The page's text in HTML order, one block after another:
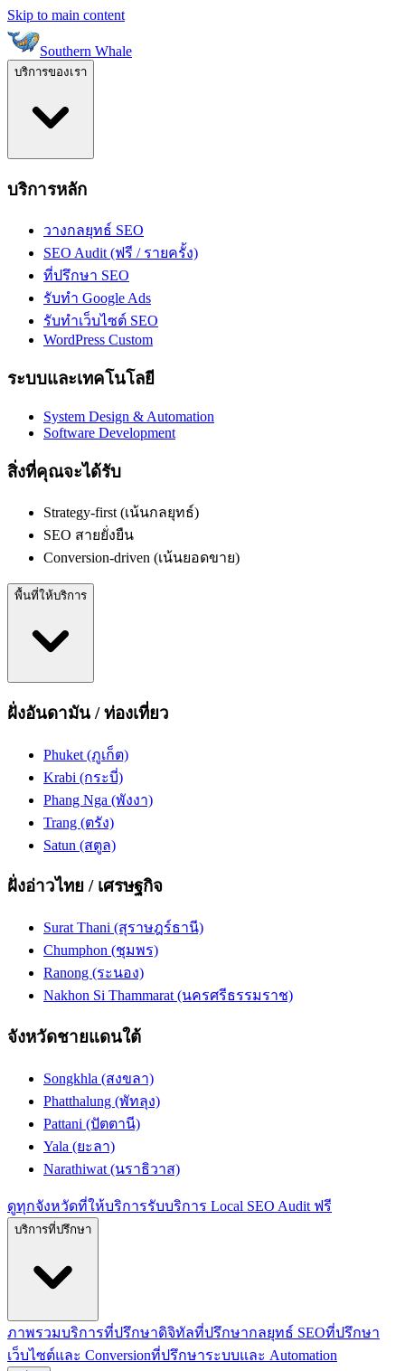
Skip to main content
Southern Whale
บริการของเรา
บริการหลัก
วางกลยุทธ์ SEO
SEO Audit (ฟรี / รายครั้ง)
ที่ปรึกษา SEO
รับทำ Google Ads
รับทำเว็บไซต์ SEO
WordPress Custom
ระบบและเทคโนโลยี
System Design & Automation
Software Development
สิ่งที่คุณจะได้รับ
Strategy-first (เน้นกลยุทธ์)
SEO สายยั่งยืน
Conversion-driven (เน้นยอดขาย)
พื้นที่ให้บริการ
ฝั่งอันดามัน / ท่องเที่ยว
Phuket (ภูเก็ต)
Krabi (กระบี่)
Phang Nga (พังงา)
Trang (ตรัง)
Satun (สตูล)
ฝั่งอ่าวไทย / เศรษฐกิจ
Surat Thani (สุราษฎร์ธานี)
Chumphon (ชุมพร)
Ranong (ระนอง)
Nakhon Si Thammarat (นครศรีธรรมราช)
จังหวัดชายแดนใต้
Songkhla (สงขลา)
Phatthalung (พัทลุง)
Pattani (ปัตตานี)
Yala (ยะลา)
Narathiwat (นราธิวาส)
ดูทุกจังหวัดที่ให้บริการรับบริการ Local SEO Audit ฟรี
บริการที่ปรึกษา
ภาพรวมบริการที่ปรึกษาดิจิทัลที่ปรึกษากลยุทธ์ SEOที่ปรึกษา
เว็บไซต์และ Conversionที่ปรึกษาระบบและ Automation